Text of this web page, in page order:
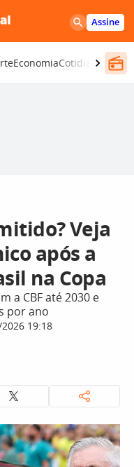
Assine
EconomiaCotidiano
Veja
após a
na Copa
a CBF até 2030 e
por ano
19:18